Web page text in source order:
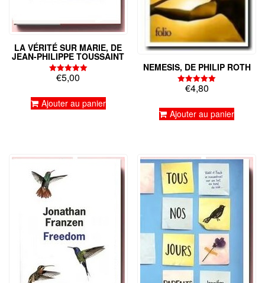
LA VÉRITÉ SUR MARIE, DE
JEAN-PHILIPPE TOUSSAINT
Note
5.00
€5,00
Ajouter au panier
NEMESIS, DE PHILIP ROTH
Note
€4,80
Ajouter au panier